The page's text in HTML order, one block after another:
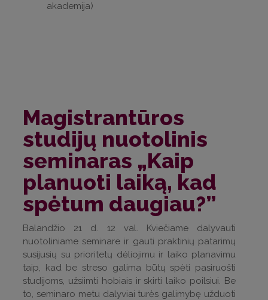
akademija)
Magistrantūros
studijų nuotolinis
seminaras „Kaip
planuoti laiką, kad
spėtum daugiau?”
Balandžio 21 d. 12 val. Kviečiame dalyvauti
nuotoliniame seminare ir gauti praktinių patarimų
susijusių su prioritetų dėliojimu ir laiko planavimu
taip, kad be streso galima būtų spėti pasiruošti
studijoms, užsiimti hobiais ir skirti laiko poilsiui. Be
to, seminaro metu dalyviai turės galimybę užduoti